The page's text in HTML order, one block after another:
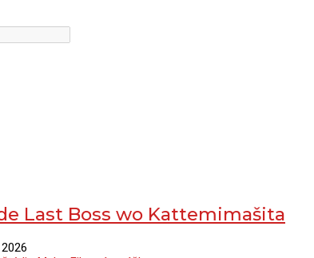
Last Boss wo Kattemimašita